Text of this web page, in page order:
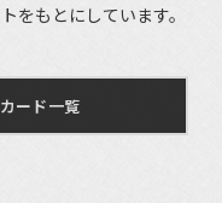
をもとにしています。
ード一覧